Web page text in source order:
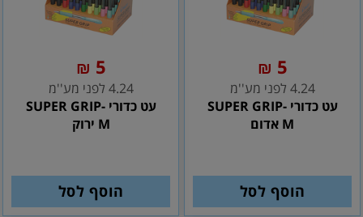
5
₪
4.24 לפני מע''מ
עט כדורי SUPER GRIP-
M אדום
הוסף לסל
5
₪
4.24 לפני מע''מ
עט כדורי SUPER GRIP-
M ירוק
הוסף לסל